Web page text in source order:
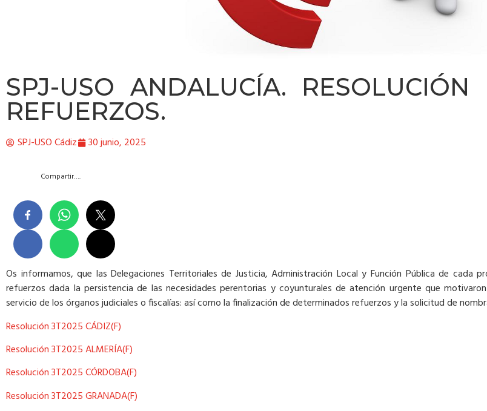
SPJ-USO ANDALUCÍA. RESOLUCIÓN
REFUERZOS.
SPJ-USO Cádiz 30 junio, 2025
Compartir….
Os informamos, que las Delegaciones Territoriales de Justicia, Administración Local y Función Pública de cada
refuerzos dada la persistencia de las necesidades perentorias y coyunturales de atención urgente que
servicio de los órganos judiciales o fiscalías: así como la finalización de determinados refuerzos y la solicitud de
Resolución 3T2025 CÁDIZ(F)
Resolución 3T2025 ALMERÍA(F)
Resolución 3T2025 CÓRDOBA(F)
Resolución 3T2025 GRANADA(F)